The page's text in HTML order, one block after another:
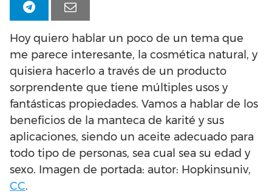
Hoy quiero hablar un poco de un tema que
me parece interesante, la cosmética natural, y
quisiera hacerlo a través de un producto
sorprendente que tiene múltiples usos y
fantásticas propiedades. Vamos a hablar de los
beneficios de la manteca de karité y sus
aplicaciones, siendo un aceite adecuado para
todo tipo de personas, sea cual sea su edad y
sexo. Imagen de portada: autor: Hopkinsuniv,
CC.